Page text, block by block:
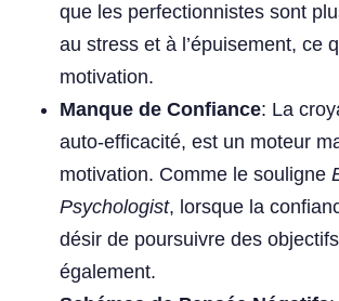
que les perfectionnistes sont
au stress et à l’épuisement, ce
motivation.
Manque de Confiance: La
auto-efficacité, est un moteur
motivation. Comme le souligne
Psychologist, lorsque la
désir de poursuivre des
également.